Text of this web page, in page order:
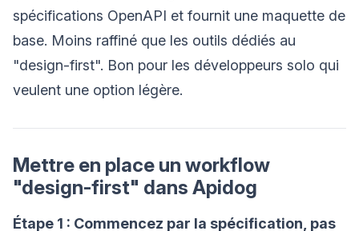
spécifications OpenAPI et fournit une maquette de
base. Moins raffiné que les outils dédiés au
"design-first". Bon pour les développeurs solo qui
veulent une option légère.
Mettre en place un workflow
"design-first" dans Apidog
Étape 1 : Commencez par la spécification, pas